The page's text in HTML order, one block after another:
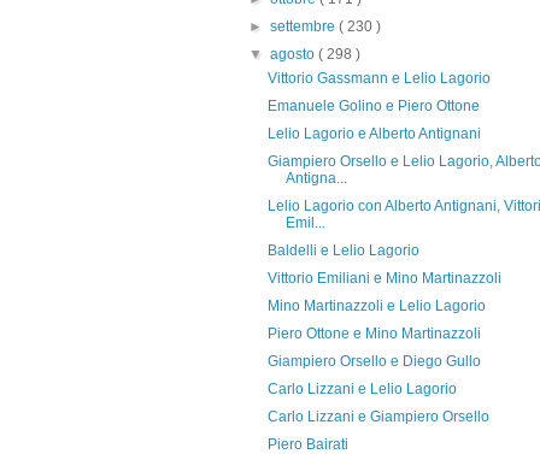
►settembre( 230 )
▼agosto( 298 )
Vittorio Gassmann e Lelio Lagorio
Emanuele Golino e Piero Ottone
Lelio Lagorio e Alberto Antignani
Giampiero Orsello e Lelio Lagorio,
Antigna...
Lelio Lagorio con Alberto Antignani,
Emil...
Baldelli e Lelio Lagorio
Vittorio Emiliani e Mino Martinazzoli
Mino Martinazzoli e Lelio Lagorio
Piero Ottone e Mino Martinazzoli
Giampiero Orsello e Diego Gullo
Carlo Lizzani e Lelio Lagorio
Carlo Lizzani e Giampiero Orsello
Piero Bairati